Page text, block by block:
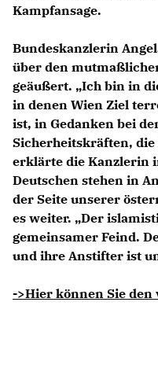
Kampfansage.
Bundeskanzlerin
über den
geäußert. „Ich bin in
in denen Wien Ziel
ist, in Gedanken bei
Sicherheitskräften, die
erklärte die Kanzlerin
Deutschen stehen in
der Seite unserer
es weiter. „Der
gemeinsamer Feind.
und ihre Anstifter ist
->Hier können Sie